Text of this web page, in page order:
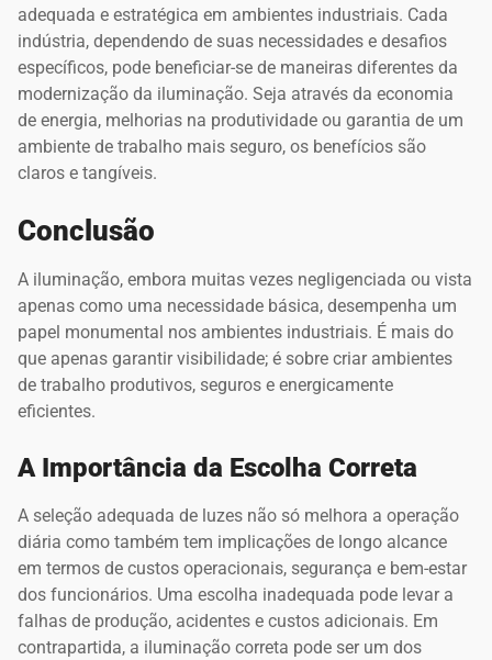
adequada e estratégica em ambientes industriais. Cada
indústria, dependendo de suas necessidades e desafios
específicos, pode beneficiar-se de maneiras diferentes da
modernização da iluminação. Seja através da economia
de energia, melhorias na produtividade ou garantia de um
ambiente de trabalho mais seguro, os benefícios são
claros e tangíveis.
Conclusão
A iluminação, embora muitas vezes negligenciada ou vista
apenas como uma necessidade básica, desempenha um
papel monumental nos ambientes industriais. É mais do
que apenas garantir visibilidade; é sobre criar ambientes
de trabalho produtivos, seguros e energicamente
eficientes.
A Importância da Escolha Correta
A seleção adequada de luzes não só melhora a operação
diária como também tem implicações de longo alcance
em termos de custos operacionais, segurança e bem-estar
dos funcionários. Uma escolha inadequada pode levar a
falhas de produção, acidentes e custos adicionais. Em
contrapartida, a iluminação correta pode ser um dos